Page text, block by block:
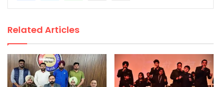
Related Articles